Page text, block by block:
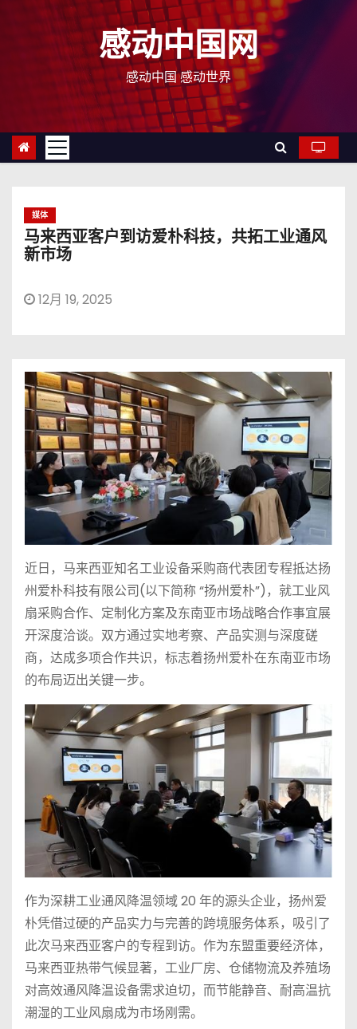
感动中国网
感动中国 感动世界
媒体
马来西亚客户到访爱朴科技，共拓工业通风
新市场
12月 19, 2025
近日，马来西亚知名工业设备采购商代表团专程抵达扬
州爱朴科技有限公司(以下简称 “扬州爱朴”)，就工业风
扇采购合作、定制化方案及东南亚市场战略合作事宜展
开深度洽谈。双方通过实地考察、产品实测与深度磋
商，达成多项合作共识，标志着扬州爱朴在东南亚市场
的布局迈出关键一步。
作为深耕工业通风降温领域 20 年的源头企业，扬州爱
朴凭借过硬的产品实力与完善的跨境服务体系，吸引了
此次马来西亚客户的专程到访。作为东盟重要经济体，
马来西亚热带气候显著，工业厂房、仓储物流及养殖场
对高效通风降温设备需求迫切，而节能静音、耐高温抗
潮湿的工业风扇成为市场刚需。